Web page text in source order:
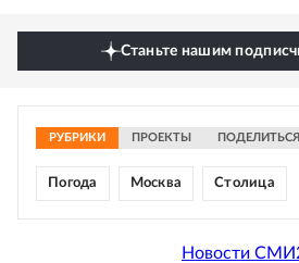
Станьте нашим
РУБРИКИ ПРОЕКТЫ ПОДЕЛИТЬСЯ
Погода Москва Столица
Новости